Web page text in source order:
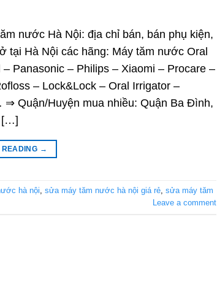
nước Hà Nội: địa chỉ bán, bán phụ kiện,
tại Hà Nội các hãng: Máy tăm nước Oral
– Panasonic – Philips – Xiaomi – Procare –
– Lock&Lock – Oral Irrigator –
Quận/Huyện mua nhiều: Quận Ba Đình,
[…]
→
hà nội, sửa máy tăm nước hà nội giá rẻ, sửa máy tăm
Leave a comment